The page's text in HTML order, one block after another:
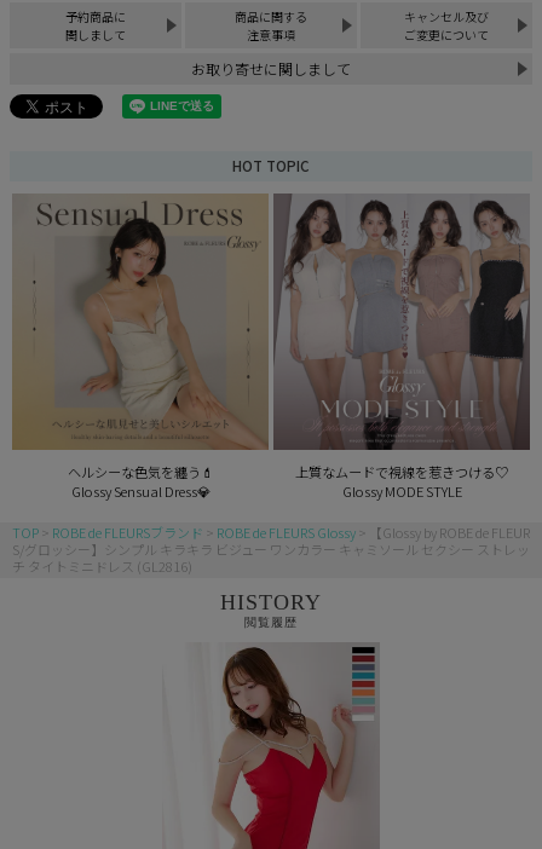
予約商品に
関しまして
商品に関する
注意事項
キャンセル及び
ご変更について
お取り寄せに関しまして
HOT TOPIC
ヘルシーな色気を纏う💄
Glossy Sensual Dress💎
上質なムードで視線を惹きつける♡
Glossy MODE STYLE
TOP ROBE de FLEURSブランド ROBE de FLEURS Glossy
【Glossy by ROBE de FLEUR
S/グロッシー】シンプル キラキラ ビジュー ワンカラー キャミソール セクシー ストレッ
チ タイトミニドレス (GL2816)
HISTORY
閲覧履歴